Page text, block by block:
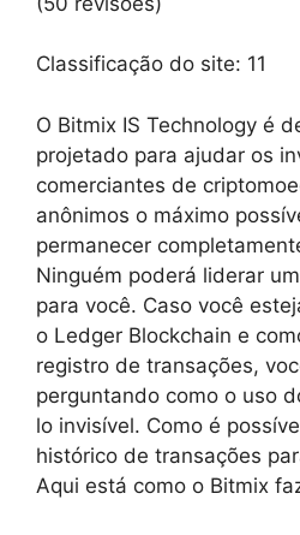
Classificação do site: 11
O Bitmix IS Technology é
projetado para ajudar os
comerciantes de
anônimos o máximo
permanecer
Ninguém poderá liderar
para você. Caso você
o Ledger Blockchain e
registro de transações,
perguntando como o uso
lo invisível. Como é
histórico de transações
Aqui está como o Bitmix